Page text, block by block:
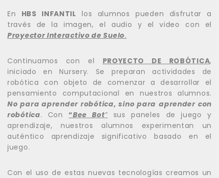
En HBS INFANTIL los alumnos pueden disfrutar a
través de la imagen, el audio y el video con el
Proyector Interactivo de Suelo.
Continuamos con el PROYECTO DE ROBÓTICA,
iniciado en Nursery. Se preparan actividades de
robótica con objeto de comenzar a desarrollar el
pensamiento computacional en nuestros alumnos.
No para aprender robótica, sino para aprender con
robótica. Con“Bee Bot” sus paneles de juego y
aprendizaje, nuestros alumnos experimentan un
auténtico aprendizaje significativo basado en el
juego.
Con el uso de estas nuevas tecnologías creamos un